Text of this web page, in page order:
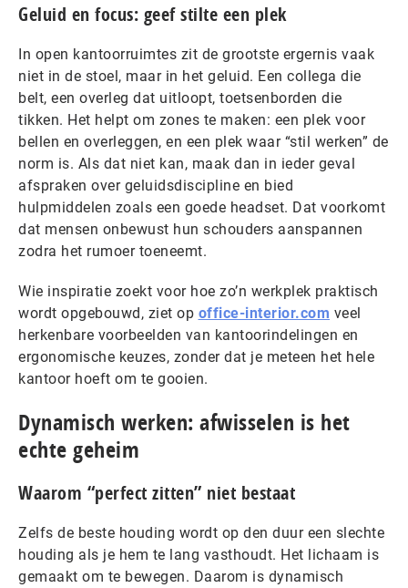
Geluid en focus: geef stilte een plek
In open kantoorruimtes zit de grootste ergernis vaak
niet in de stoel, maar in het geluid. Een collega die
belt, een overleg dat uitloopt, toetsenborden die
tikken. Het helpt om zones te maken: een plek voor
bellen en overleggen, en een plek waar “stil werken” de
norm is. Als dat niet kan, maak dan in ieder geval
afspraken over geluidsdiscipline en bied
hulpmiddelen zoals een goede headset. Dat voorkomt
dat mensen onbewust hun schouders aanspannen
zodra het rumoer toeneemt.
Wie inspiratie zoekt voor hoe zo’n werkplek praktisch
wordt opgebouwd, ziet op office-interior.com veel
herkenbare voorbeelden van kantoorindelingen en
ergonomische keuzes, zonder dat je meteen het hele
kantoor hoeft om te gooien.
Dynamisch werken: afwisselen is het
echte geheim
Waarom “perfect zitten” niet bestaat
Zelfs de beste houding wordt op den duur een slechte
houding als je hem te lang vasthoudt. Het lichaam is
gemaakt om te bewegen. Daarom is dynamisch